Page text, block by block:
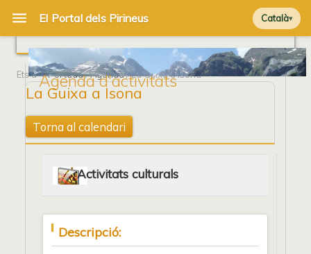
Català
Agenda d'activitats
Ets a Portada/Agenda/ La Guixa a Isona
La Guixa a Isona
Torna al calendari
Activitats culturals
Descripció: